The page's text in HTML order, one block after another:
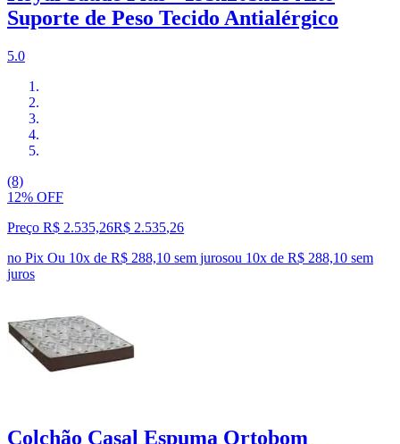
Suporte de Peso Tecido Antialérgico
5.0
(8)
12% OFF
Preço R$ 2.535,26R$ 2.535,26
no Pix Ou 10x de R$ 288,10 sem jurosou 10x de R$ 288,10 sem
juros
Colchão Casal Espuma Ortobom